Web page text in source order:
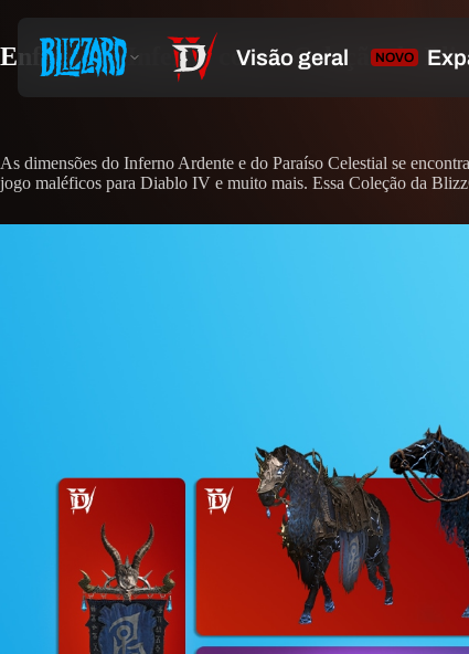
Enfrente o Inferno com a Coleção da
As dimensões do Inferno Ardente e do Paraíso Celestial se
jogo maléficos para Diablo IV e muito mais. Essa Coleção da